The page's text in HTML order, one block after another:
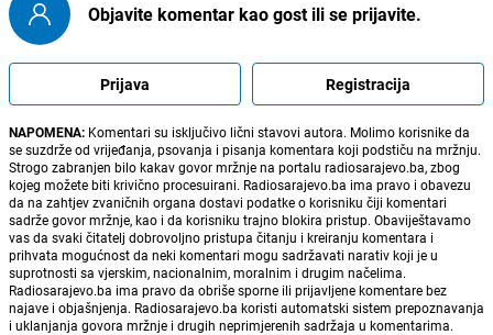
Objavite komentar kao gost ili se prijavite.
Prijava Registracija
NAPOMENA: Komentari su isključivo lični stavovi autora. Molimo korisnike da
se suzdrže od vrijeđanja, psovanja i pisanja komentara koji podstiču na mržnju.
Strogo zabranjen bilo kakav govor mržnje na portalu radiosarajevo.ba, zbog
kojeg možete biti krivično procesuirani. Radiosarajevo.ba ima pravo i obavezu
da na zahtjev zvaničnih organa dostavi podatke o korisniku čiji komentari
sadrže govor mržnje, kao i da korisniku trajno blokira pristup. Obaviještavamo
vas da svaki čitatelj dobrovoljno pristupa čitanju i kreiranju komentara i
prihvata mogućnost da neki komentari mogu sadržavati narativ koji je u
suprotnosti sa vjerskim, nacionalnim, moralnim i drugim načelima.
Radiosarajevo.ba ima pravo da obriše sporne ili prijavljene komentare bez
najave i objašnjenja. Radiosarajevo.ba koristi automatski sistem prepoznavanja
i uklanjanja govora mržnje i drugih neprimjerenih sadržaja u komentarima.